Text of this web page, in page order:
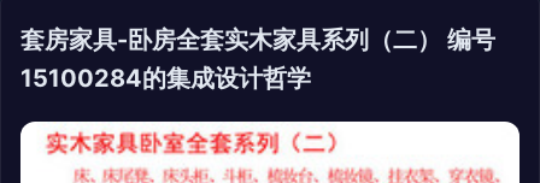
套房家具-卧房全套实木家具系列（二） 编号
15100284的集成设计哲学